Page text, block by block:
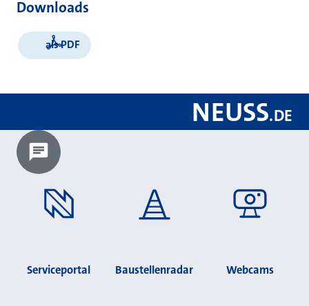
Downloads
als PDF
NEUSS.DE
Chatbot laden?
Serviceportal Baustellenradar Webcams